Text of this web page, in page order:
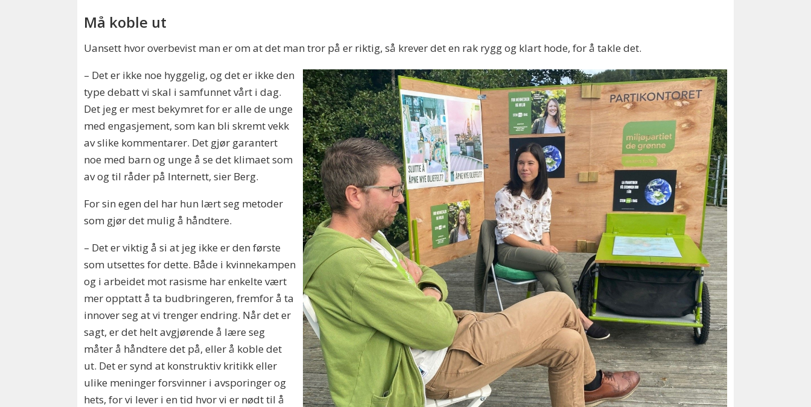
Må koble ut
Uansett hvor overbevist man er om at det man tror på er riktig, så krever det en rak rygg og klart hode, for å takle det.
– Det er ikke noe hyggelig, og det er ikke den
type debatt vi skal i samfunnet vårt i dag.
Det jeg er mest bekymret for er alle de unge
med engasjement, som kan bli skremt vekk
av slike kommentarer. Det gjør garantert
noe med barn og unge å se det klimaet som
av og til råder på Internett, sier Berg.
For sin egen del har hun lært seg metoder
som gjør det mulig å håndtere.
– Det er viktig å si at jeg ikke er den første
som utsettes for dette. Både i kvinnekampen
og i arbeidet mot rasisme har enkelte vært
mer opptatt å ta budbringeren, fremfor å ta
innover seg at vi trenger endring. Når det er
sagt, er det helt avgjørende å lære seg
måter å håndtere det på, eller å koble det
ut. Det er synd at konstruktiv kritikk eller
ulike meninger forsvinner i avsporinger og
hets, for vi lever i en tid hvor vi er nødt til å